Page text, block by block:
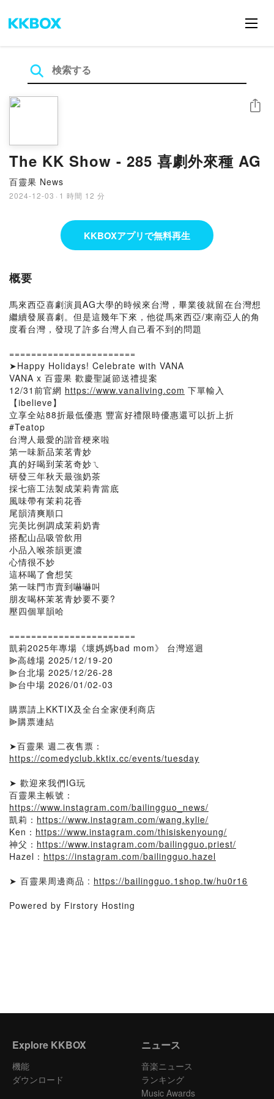
The KK Show - 285 喜劇外來種 AG
百靈果 News
2024-12-03 · 1 時間 12 分
シェア
KKBOXアプリで無料再生
概要
馬來西亞喜劇演員AG大學的時候來台灣，畢業後就留在台灣想
繼續發展喜劇。但是這幾年下來，他從馬來西亞/東南亞人的角
度看台灣，發現了許多台灣人自己看不到的問題
=======================
➤Happy Holidays! Celebrate with VANA
VANA x 百靈果 歡慶聖誕節送禮提案
12/31前官網 https://www.vanaliving.com 下單輸入
【ibelieve】
立享全站88折最低優惠 豐富好禮限時優惠還可以折上折
#Teatop
台灣人最愛的諧音梗來啦
第一味新品茉茗青妙
真的好喝到茉茗奇妙ㄟ
研發三年秋天最強奶茶
採七瘖工法製成茉莉青當底
風味帶有茉莉花香
尾韻清爽順口
完美比例調成茉莉奶青
搭配山品吸管飲用
小品入喉茶韻更濃
心情很不妙
這杯喝了會想笑
第一味門市賣到嚇嚇叫
朋友喝杯茉茗青妙要不要?
壓四個單韻哈
=======================
凱莉2025年專場《壞媽媽bad mom》 台灣巡迴
⫸高雄場 2025/12/19-20
⫸台北場 2025/12/26-28
⫸台中場 2026/01/02-03
購票請上KKTIX及全台全家便利商店
⫸購票連結
➤百靈果 週二夜售票：
https://comedyclub.kktix.cc/events/tuesday
➤ 歡迎來我們IG玩
百靈果主帳號：
https://www.instagram.com/bailingguo_news/
凱莉： https://www.instagram.com/wang.kylie/
Ken： https://www.instagram.com/thisiskenyoung/
神父： https://www.instagram.com/bailingguo.priest/
Hazel： https://instagram.com/bailingguo.hazel
➤ 百靈果周邊商品 : https://bailingguo.1shop.tw/hu0r16
Powered by Firstory Hosting
Explore KKBOX
機能
ダウンロード
ニュース
音楽ニュース
ランキング
Music Awards